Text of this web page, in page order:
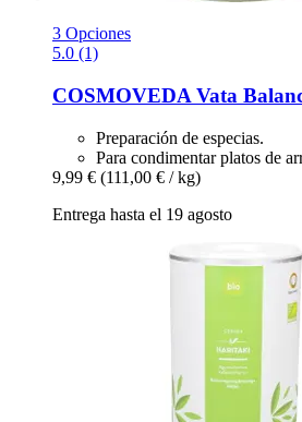
3 Opciones
5.0 (1)
COSMOVEDA Vata
Preparación de especias.
Para condimentar platos de
9,99 € (111,00 € / kg)
Entrega hasta el 19 agosto